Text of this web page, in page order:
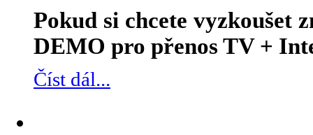
Pokud si chcete vyzkoušet
DEMO pro přenos TV +
Číst dál...